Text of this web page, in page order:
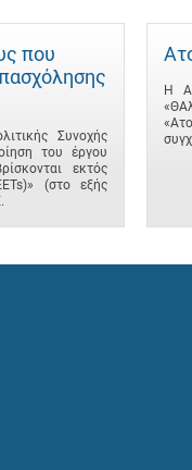
που
Συνοχής
του έργου
εκτός
(στο εξής
Η